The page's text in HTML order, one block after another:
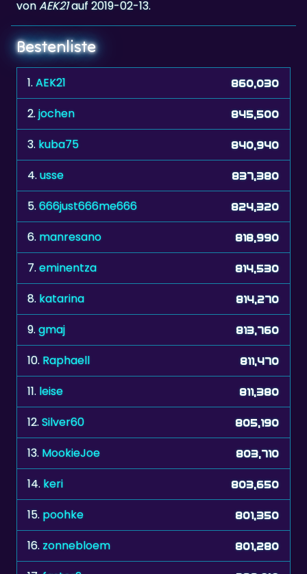
Bestenliste
1.AEK21
2.jochen 845,500
3. kuba75 840,940
4.usse 837,380
5. 666just666me666 824,320
6. manresano 818,990
7. eminentza 814,530
8. katarina 814,270
9. gmaj 813,760
10.Raphaell 811,470
11. leise 811,380
12.Silver60 805,190
13. MookieJoe 803,710
14.keri 803,650
15. poohke 801,350
16. zonnebloem 801,280
17. faster2 798,010